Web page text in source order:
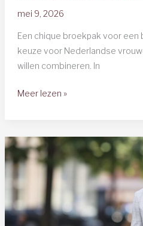
mei 9, 2026
Een chique broekpak voor
keuze voor Nederlandse
willen combineren. In
Chique
|
Stijlvolle
Outfits
Nederland
2026
Meer lezen »